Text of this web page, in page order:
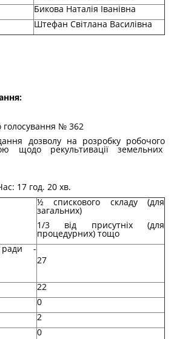
Бикова Наталія Іванівна
Штефан Світлана Василівна
:
голосування № 362
дозволу на розробку робочого
щодо рекультивації земельних
17 год. 20 хв.
½ спискового складу (для
загальних)
1/3 від присутніх (для
процедурних) тощо
ради -
27
22
0
2
0